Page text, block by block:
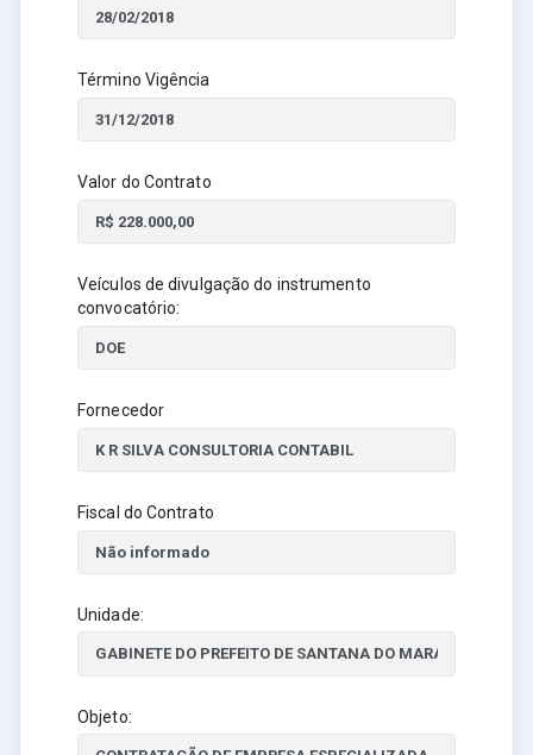
Término Vigência
Valor do Contrato
Veículos de divulgação do instrumento
convocatório:
Fornecedor
Fiscal do Contrato
Unidade:
Objeto: